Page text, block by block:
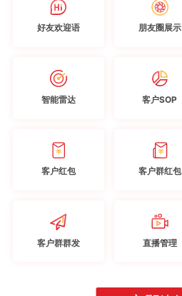
好友欢迎语 朋友圈展示
智能雷达 客户SOP
客户红包 客户群红包
客户群群发 直播管理